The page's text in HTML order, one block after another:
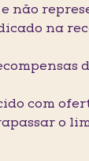
não
na
com
o